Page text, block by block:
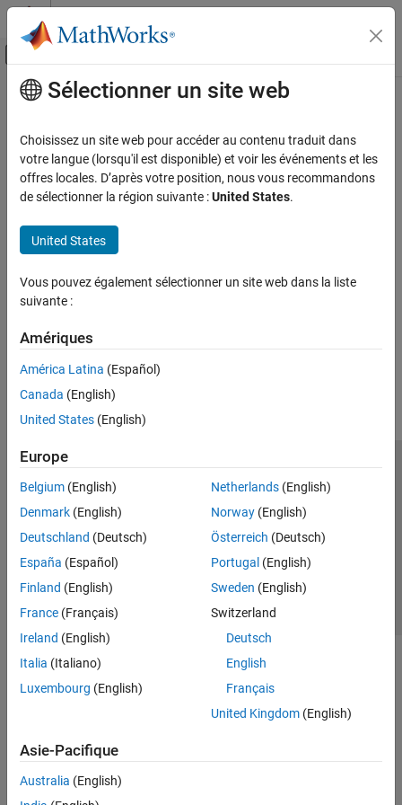
Passer au contenu
Activer/désactiver l'affichage du menu
Accueil de la documentation
Contenu principal
How useful was this information?
Sélectionner un site web
Choisissez un site web pour accéder au contenu traduit dans
votre langue (lorsqu'il est disponible) et voir les événements et les
offres locales. D’après votre position, nous vous recommandons
de sélectionner la région suivante :United States.
United States
Vous pouvez également sélectionner un site web dans la liste
suivante :
Amériques
América Latina (Español)
Canada (English)
United States (English)
Europe
Belgium (English)
Denmark (English)
Deutschland (Deutsch)
España (Español)
Finland (English)
France (Français)
Ireland (English)
Italia (Italiano)
Luxembourg (English)
Netherlands(English)
Norway(English)
Österreich (Deutsch)
Portugal (English)
Sweden (English)
Switzerland
Deutsch
English
Français
United Kingdom(English)
Asie-Pacifique
Australia (English)
Lutte anti-piratage
Contacts locaux
© 1994-2026 The MathWorks, Inc.